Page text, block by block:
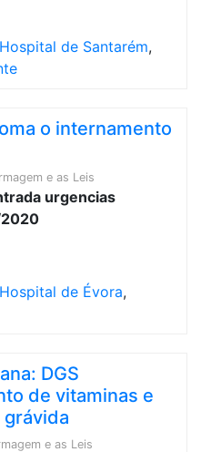
Hospital de Santarém,
o internamento
e as Leis
Hospital de Évora,
DGS
de vitaminas e
e as Leis